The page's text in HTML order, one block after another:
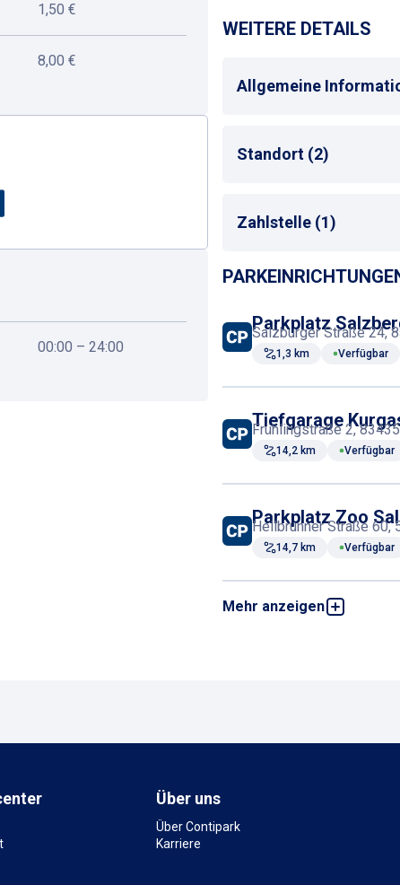
1,50 €
8,00 €
00:00 – 24:00
WEITERE DETAILS
Allgemeine
Mehrsprachige
Max. Parkdauer
Standort (2)
Stadtzentrum
Hotel
Zahlstelle (1)
Kassenautomat
Parkplatz
Salzburger Straße 24,
1,3 km Verfügbar
Tiefgarage
Frühlingstraße 2,
14,2 km Verfügbar
Parkplatz Zoo
Hellbrunner Straße 60,
14,7 km Verfügbar
Mehr anzeigen Parkplatz
17 km Verfügbar
Über uns
Über Contipark
Karriere